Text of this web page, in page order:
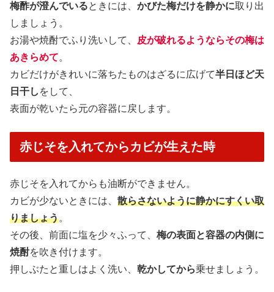
梅酢が澄んでいるときには、 かびた梅だけを静かに取り出
しましょう。
お湯や焼酎でふり洗いして、
皮が破れるようならその梅は
あきらめて。
カビだけがきれいに落ちたものはざるに広げて半日ほど天
日干し をして、
表面が乾いたら元の容器に戻します。
赤じそを入れてからカビが生えた時
赤じそを入れてからも油断ができません。
カビが少ないときには、 散らさないように静かにすくい取
りましょう。
その後、前面に塩を少々ふって、 梅の表面と容器の内側に
焼酎を吹き付けます。
押しぶたと重しはよく洗い、 乾かしてから乗せましょう。